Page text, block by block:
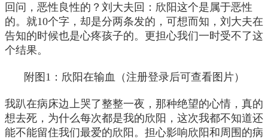
回问，恶性良性的？刘大夫回：欣阳这个是属于恶性
的。就10个字，却是分两条发的，可想而知，刘大夫在
告知的时候也是心疼孩子的。更担心我们一时受不了这
个结果。
附图1：欣阳在输血（注册登录后可查看图片）
我趴在病床边上哭了整整一夜，那种绝望的心情，真的
想去死，为什么每次都是我的欣阳，这次我都不知道还
能不能留住我们最爱的欣阳。担心影响欣阳和周围的病